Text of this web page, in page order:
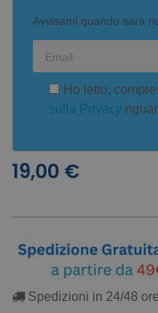
Avvisami quando sarà
Ho letto,
sulla Privacy
19,00 €
Spedizioni in 24/48 ore